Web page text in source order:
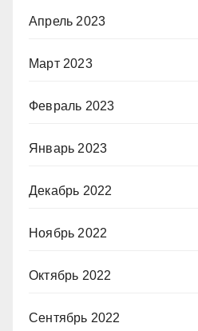
Апрель 2023
Март 2023
Февраль 2023
Январь 2023
Декабрь 2022
Ноябрь 2022
Октябрь 2022
Сентябрь 2022